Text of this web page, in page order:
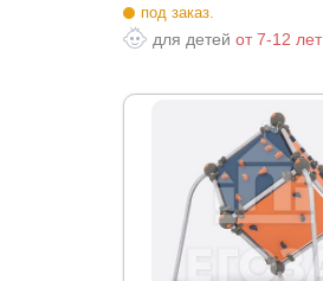
под заказ.
для детей от 7-12 лет